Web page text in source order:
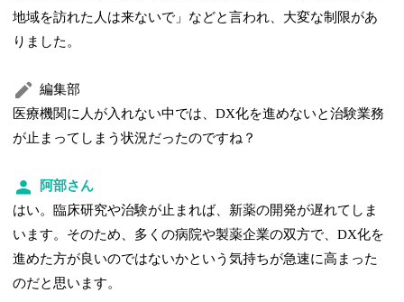
地域を訪れた人は来ないで」などと言われ、大変な制限があ
りました。
編集部
医療機関に人が入れない中では、DX化を進めないと治験業務
が止まってしまう状況だったのですね？
阿部さん
はい。臨床研究や治験が止まれば、新薬の開発が遅れてしま
います。そのため、多くの病院や製薬企業の双方で、DX化を
進めた方が良いのではないかという気持ちが急速に高まった
のだと思います。